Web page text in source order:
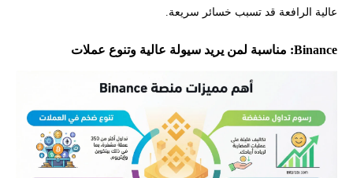
عالية الرافعة قد تسبب خسائر سريعة.
Binance: مناسبة لمن يريد سيولة عالية وتنوع عملات